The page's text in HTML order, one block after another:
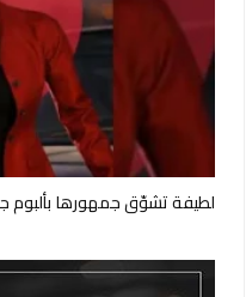
لطيفة تشوّق جمهورها بألبوم